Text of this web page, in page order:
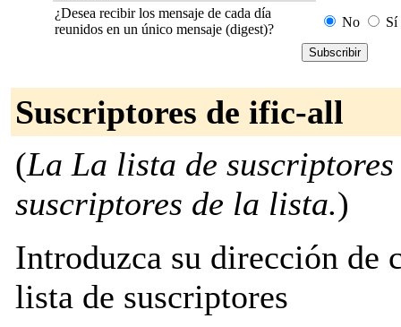
¿Desea recibir los mensaje de cada día
reunidos en un único mensaje (digest)?
No Sí
Suscriptores de ific-all
(La La lista de
suscriptores de la lista.)
Introduzca su dirección de
lista de suscriptores